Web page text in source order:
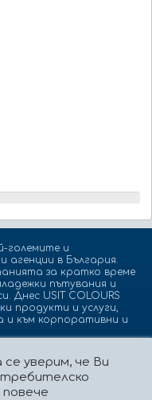
големите и
агенции в България.
за кратко време
пътувания и
Днес USIT COLOURS
продукти и услуги,
и към корпоративни и
се уверим, че Ви